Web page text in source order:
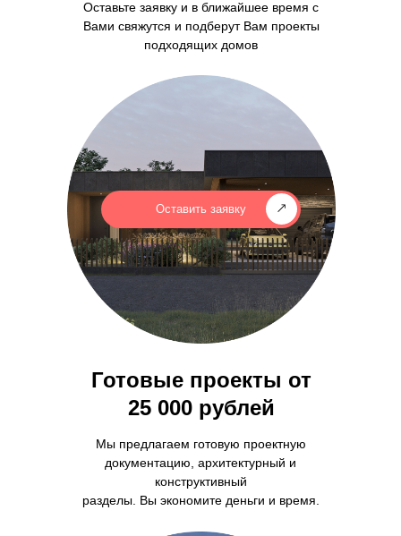
Оставить заявку
Готовые проекты от
25 000 рублей
Мы предлагаем готовую проектную
документацию, архитектурный и
конструктивный
разделы. Вы экономите деньги и время.
Оставьте заявку и в ближайшее время с
Вами свяжутся и подберут Вам проекты
подходящих домов